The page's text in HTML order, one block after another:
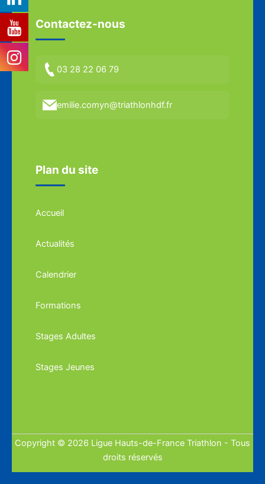
Contactez-nous
03 28 22 06 79
emilie.comyn@triathlonhdf.fr
Plan du site
Accueil
Actualités
Calendrier
Formations
Stages Adultes
Stages Jeunes
Copyright © 2026 Ligue Hauts-de-France Triathlon - Tous
droits réservés